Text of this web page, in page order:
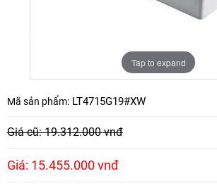
Tap to expand
Mã sản phẩm: LT4715G19#XW
Giá cũ: 19.312.000 vnđ
Giá: 15.455.000 vnđ